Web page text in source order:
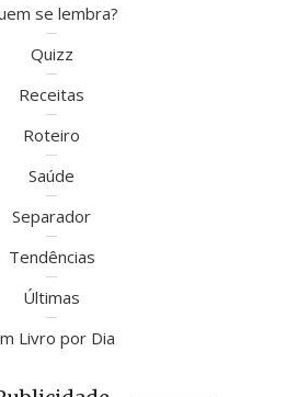
se lembra?
Quizz
Receitas
Roteiro
Saúde
Separador
Tendências
Últimas
Livro por Dia